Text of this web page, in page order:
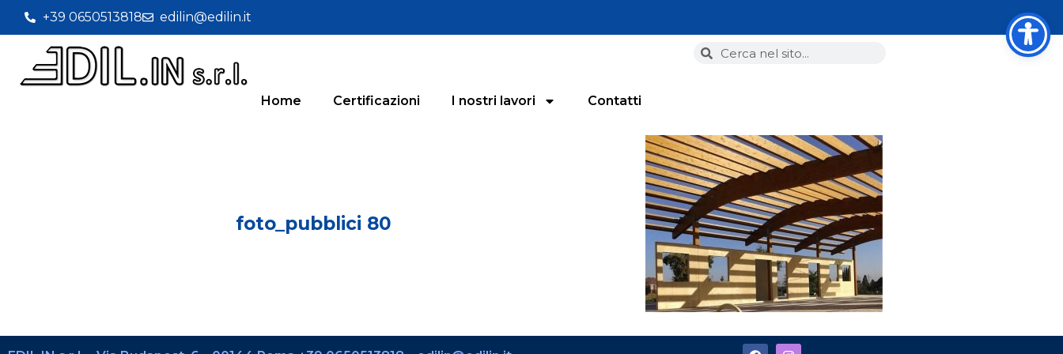
+39 0650513818 edilin@edilin.it
Home Certificazioni I nostri lavori Contatti
foto_pubblici 80